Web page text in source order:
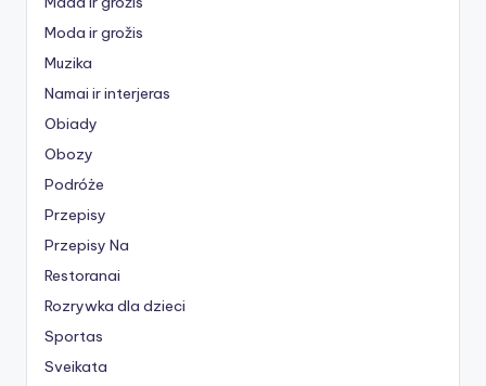
Moda ir grožis
Muzika
Namai ir interjeras
Obiady
Obozy
Podróże
Przepisy
Przepisy Na
Restoranai
Rozrywka dla dzieci
Sportas
Sveikata